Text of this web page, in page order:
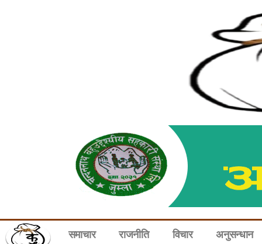
समाचार राजनीति विचार अनुसन्धान